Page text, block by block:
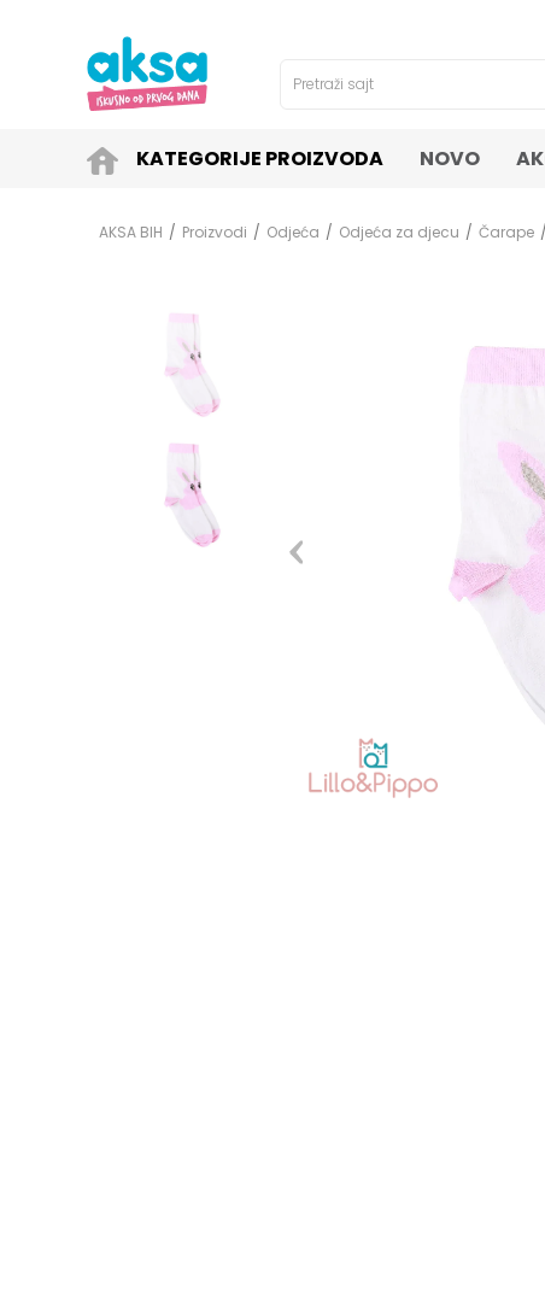
Pretraži sajt
KATEGORIJE PROIZVODA NOVO
AKSA BIH Proizvodi Odjeća Odjeća za djecu Čarape